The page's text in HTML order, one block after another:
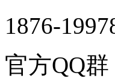
1876-
官方QQ